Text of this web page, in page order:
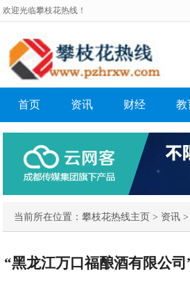
欢迎光临攀枝花热线！
首页 资讯 财经 教
当前所在位置： 攀枝花热线主页 > 资讯
“黑龙江万口福酿酒有限公